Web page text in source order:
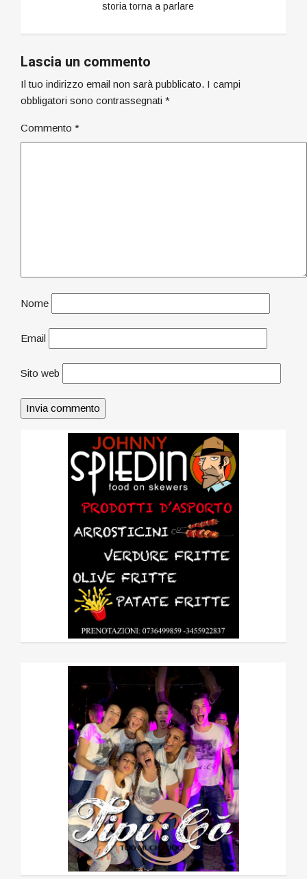
storia torna a parlare
Lascia un commento
Il tuo indirizzo email non sarà pubblicato. I campi
obbligatori sono contrassegnati *
Commento *
Nome
Email
Sito web